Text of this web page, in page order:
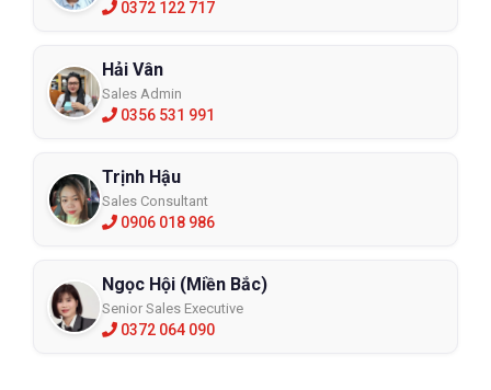
0372 122 717
Hải Vân
Sales Admin
0356 531 991
Trịnh Hậu
Sales Consultant
0906 018 986
Ngọc Hội (Miền Bắc)
Senior Sales Executive
0372 064 090